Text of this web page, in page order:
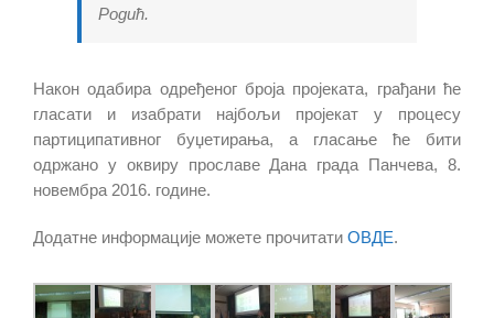
Родић.
Након одабира одређеног броја пројеката, грађани ће
гласати и изабрати најбољи пројекат у процесу
партиципативног буџетирања, а гласање ће бити
одржано у оквиру прославе Дана града Панчева, 8.
новембра 2016. године.
Додатне информације можете прочитати ОВДЕ.